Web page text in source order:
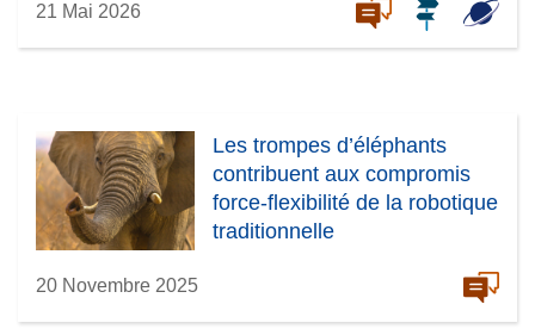
21 Mai 2026
Les trompes d’éléphants
contribuent aux compromis
force-flexibilité de la robotique
traditionnelle
20 Novembre 2025